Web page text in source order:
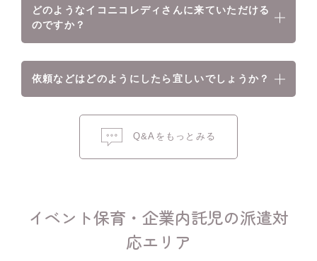
どのようなイコニコレディさんに来ていただける
のですか？
依頼などはどのようにしたら宜しいでしょうか？
Q&Aをもっとみる
イベント保育・企業内託児の派遣対
応エリア